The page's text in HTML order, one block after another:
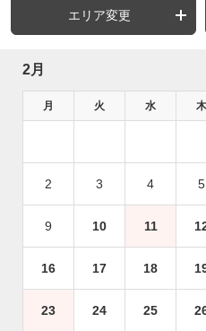
エリア変更
2月
月 火 水 木
2 3 4 5
9 10 11
16 17 18
23 24 25